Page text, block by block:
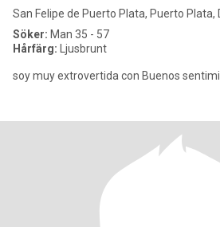
San Felipe de Puerto Plata, Puerto Plata,
Söker: Man 35 - 57
Hårfärg: Ljusbrunt
soy muy extrovertida con Buenos